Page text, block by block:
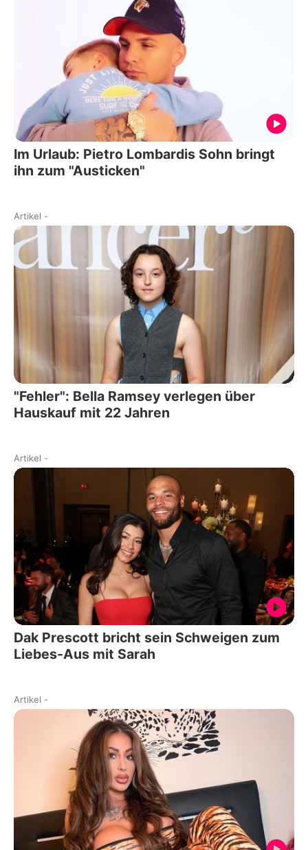
Im Urlaub: Pietro Lombardis Sohn bringt
ihn zum "Austicken"
Artikel -
"Fehler": Bella Ramsey verlegen über
Hauskauf mit 22 Jahren
Artikel -
Dak Prescott bricht sein Schweigen zum
Liebes-Aus mit Sarah
Artikel -